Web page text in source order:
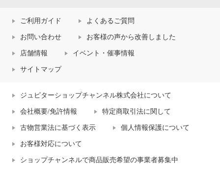
ご利用ガイド よくあるご質問
お問い合わせ お客様の声から改善しました
店舗情報 イベント・催事情報
サイトマップ
ジュピターショップチャンネル株式会社について
会社概要/免許情報 特定商取引法に関して
古物営業法に基づく表示 個人情報保護について
お客様対応について
ショップチャンネルで商品販売希望の事業者募集中